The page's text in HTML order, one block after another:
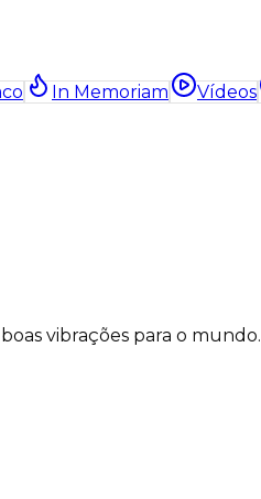
In Memoriam Vídeos
vibrações para o mundo.